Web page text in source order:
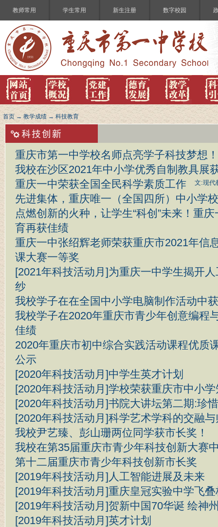
教师常用 学生常用 新生注册 数字校园
首页 → 教学成绩 → 科技教育
重庆市第一中学校名师点亮学子科技梦想！
我校在沙区2021年中小学优秀自制教具展
文:现代
重庆一中荣获全国全民科学素质工作
先进集体，重庆唯一（全国四所）中小学校
点燃创新的火种，让学生“科创”未来！重
育再获佳绩
重庆一中张绍辉老师荣获重庆市2021年信
课大赛一等奖
[2021年科技活动月]为重庆一中学生揭开
纱
我校学子在在全国中小学电脑制作活动中
我校学子在2020年重庆市青少年创意编程
佳绩
2020年重庆市初中综合实践活动课程优质
公示
[2020年科技活动月]中学生英才计划
[2020年科技活动月]学校荣获重庆市中小
[2020年科技活动月]书院大讲坛第二期:珍
[2020年科技活动月]科学艺术学科的交融
我校尹艺臻、彭山珊两位同学获市长奖！
我校在第35届重庆市青少年科技创新大赛
第十二届重庆市青少年科技创新市长奖
[2019年科技活动月]人工智能进展及未来
[2019年科技活动月]重庆皇冠实验中学飞
[2019年科技活动月]贺新中国70华诞 绘神
[2019年科技活动月]英才计划